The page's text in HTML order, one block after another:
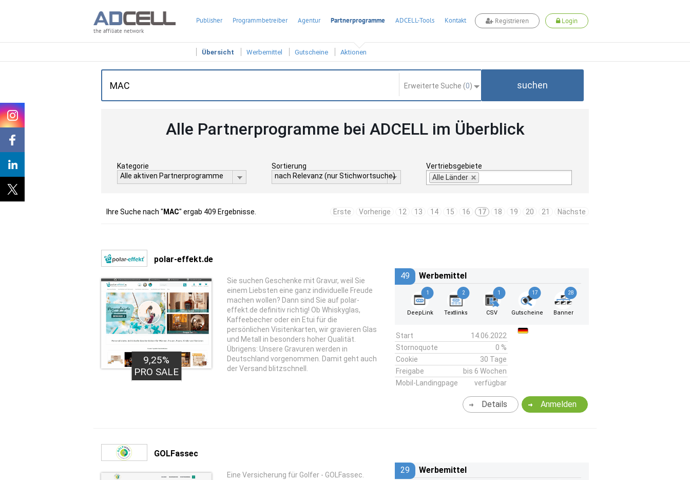
the affiliate network
Publisher Programmbetreiber Agentur Partnerprogramme ADCELL-Tools Kontakt Registrieren Login
Übersicht Werbemittel Gutscheine Aktionen
Erweiterte Suche (0) suchen
Alle Partnerprogramme bei ADCELL im Überblick
Kategorie
Alle aktiven Partnerprogramme
Sortierung
nach Relevanz (nur Stichwortsuche)
Vertriebsgebiete
Alle Länder
Ihre Suche nach " MAC" ergab 409 Ergebnisse. Erste Vorherige 12 13 14 15 16 17 18 19 20 21 Nächste
polar-effekt.de
9,25%
PRO SALE
Sie suchen Geschenke mit Gravur, weil Sie
einem Liebsten eine ganz individuelle Freude
machen wollen? Dann sind Sie auf polar-
effekt.de definitiv richtig! Ob Whiskyglas,
Kaffeebecher oder ein Etui für die
persönlichen Visitenkarten, wir gravieren Glas
und Metall in besonders hoher Qualität.
Übrigens: Unsere Gravuren werden in
Deutschland vorgenommen. Damit geht auch
der Versand blitzschnell.
49 Werbemittel
1
DeepLink
2
Textlinks
1
CSV
17
Gutscheine
28
Banner
Start
14.06.2022
Stornoquote
0 %
Cookie
30 Tage
Freigabe
bis 6 Wochen
Mobil-Landingpage
verfügbar
Anmelden
Details
GOLFassec
Eine Versicherung für Golfer - GOLFassec.
29 Werbemittel